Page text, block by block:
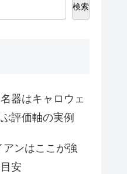
検索
器はキャロウェ
評価軸の実例
ンはここが強
安